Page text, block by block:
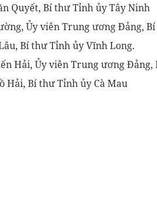
Quyết, Bí thư Tỉnh ủy Tây Ninh
Ủy viên Trung ương Đảng,
Bí thư Tỉnh ủy Vĩnh Long.
Hải, Ủy viên Trung ương Đảng,
Hải, Bí thư Tỉnh ủy Cà Mau